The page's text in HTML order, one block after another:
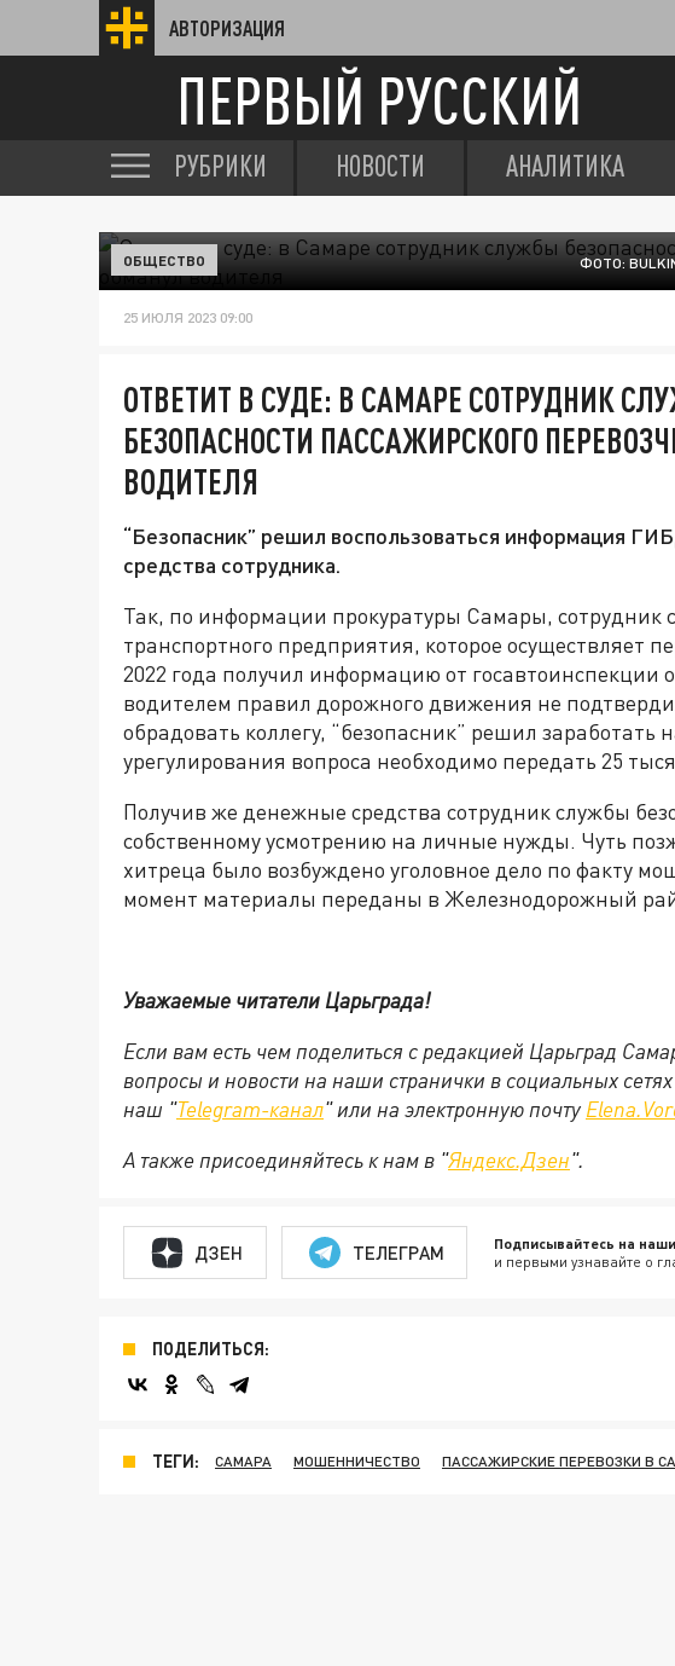
АВТОРИЗАЦИЯ
ПЕРВЫЙ РУССКИЙ
РУБРИКИ НОВОСТИ АНАЛИТИКА
ФОТО: BULKIN
ОБЩЕСТВО
25 ИЮЛЯ 2023 09:00
ОТВЕТИТ В СУДЕ: В САМАРЕ СОТРУДНИК
БЕЗОПАСНОСТИ ПАССАЖИРСКОГО
ВОДИТЕЛЯ
“Безопасник” решил воспользоваться информация
средства сотрудника.
Так, по информации прокуратуры Самары, сотрудник
транспортного предприятия, которое осуществляет
2022 года получил информацию от
водителем правил дорожного движения не
обрадовать коллегу, “безопасник” решил
урегулирования вопроса необходимо передать 25
Получив же денежные средства сотрудник службы
собственному усмотрению на личные нужды. Чуть
хитреца было возбуждено уголовное дело по факту
момент материалы переданы в Железнодорожный
Уважаемые читатели Царьграда!
Если вам есть чем поделиться с редакцией Царьград
вопросы и новости на наши странички в социальных
наш "Telegram-канал" или на электронную почту
А также присоединяйтесь к нам в "Яндекс.Дзен".
ДЗЕН ТЕЛЕГРАМ Подписывайтесь на
и первыми узнавайте о
ПОДЕЛИТЬСЯ:
ТЕГИ: САМАРА МОШЕННИЧЕСТВО ПАССАЖИРСКИЕ ПЕРЕВОЗКИ В